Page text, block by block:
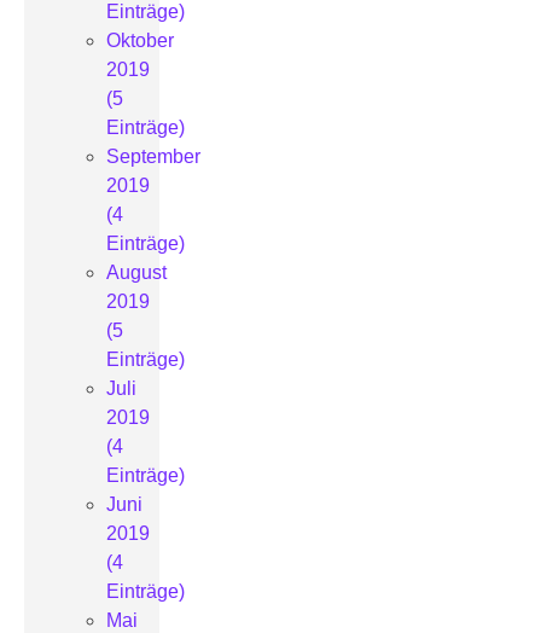
Einträge)
Oktober
2019
(5
Einträge)
September
2019
(4
Einträge)
August
2019
(5
Einträge)
Juli
2019
(4
Einträge)
Juni
2019
(4
Einträge)
Mai